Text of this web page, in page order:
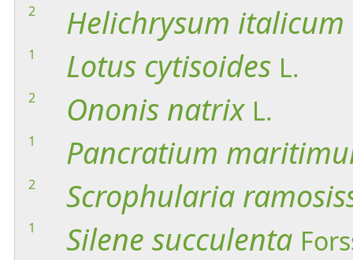
2 Helichrysum italicum
1 Lotus cytisoides L.
2 Ononis natrix L.
1 Pancratium
2 Scrophularia
1 Silene succulenta